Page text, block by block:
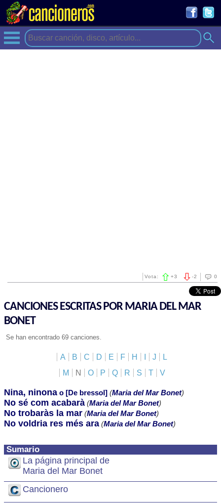
0
-2
Vota: +3
CANCIONES ESCRITAS POR MARIA DEL MAR
BONET
Se han encontrado 69 canciones.
A B C D E F H J
L
M
N O P Q R S T V
Sumario
La página principal de
Maria del Mar Bonet
Cancionero
Nina, ninona o [De bressol] (Maria del Mar Bonet)
No sé com acabarà (Maria del Mar Bonet)
No trobaràs la mar (Maria del Mar Bonet)
No voldria res més ara (Maria del Mar Bonet)